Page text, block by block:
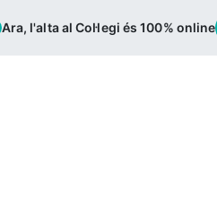
Ara, l'alta al Col·legi és 100% online